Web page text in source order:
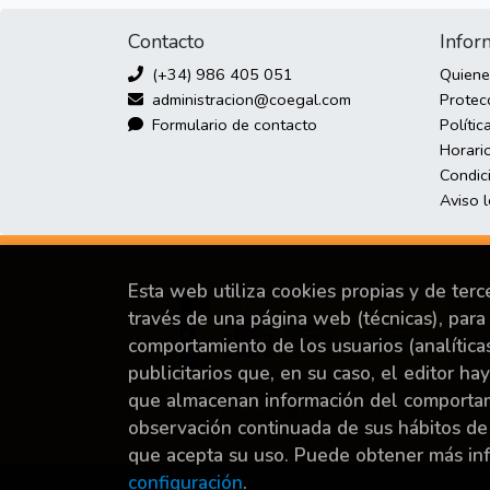
Contacto
(+34) 986 405 051
administracion@coegal.com
Formulario de contacto
Aviso
Proyecto financiado por la Dirección General del
Libro y Fomento de la Lectura, Ministerio de
Cultura y Deporte.
Esta web utiliza cookies propias y de
través de una página web (técnicas),
comportamiento de los usuarios
publicitarios que, en su caso, el editor
que almacenan información del
observación continuada de sus hábitos
que acepta su uso. Puede obtener más
configuración.